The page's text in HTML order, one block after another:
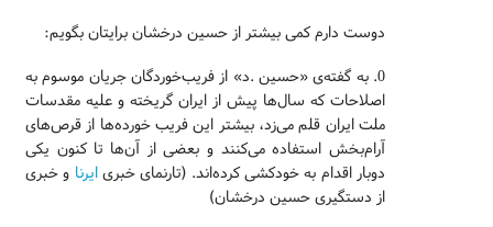
دوست دارم کمی بیشتر از حسین درخشان برایتان بگویم:
0. به گفته‌ی «حسین .د» از فریب‌خوردگان جریان موسوم به
اصلاحات که سال‌ها پیش از ایران گریخته و علیه مقدسات
ملت ایران قلم می‌زد، بیشتر این فریب خورده‌ها از قرص‌های
آرام‌بخش استفاده می‌کنند و بعضی از آن‌ها تا کنون یکی
دوبار اقدام به خودکشی کرده‌اند. (تارنمای خبریایرنا و خبری
از دستگیری حسین درخشان)